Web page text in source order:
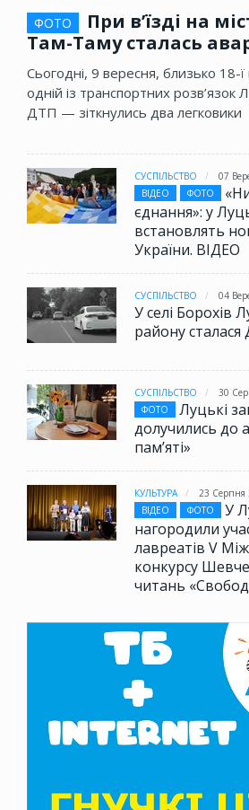
ФОТО
При в’їзді на
Там-Таму сталась
Сьогодні, 9 вересня, близько 18-
одній із транспортних розв’язок
ДТП — зіткнулись два легковики
СУСПІЛЬСТВО
07
ВІДЕО
ФОТО
єднання»: у
встановлять
України. ВІДЕО
СУСПІЛЬСТВО 04
У селі Борохів
району
СУСПІЛЬСТВО
30
ФОТО
Луцькі
долучились до
памʼяті»
КУЛЬТУРА
23 Серпня
ВІДЕО
ФОТО
У
нагородили
лавреатів V
конкурсу
читань